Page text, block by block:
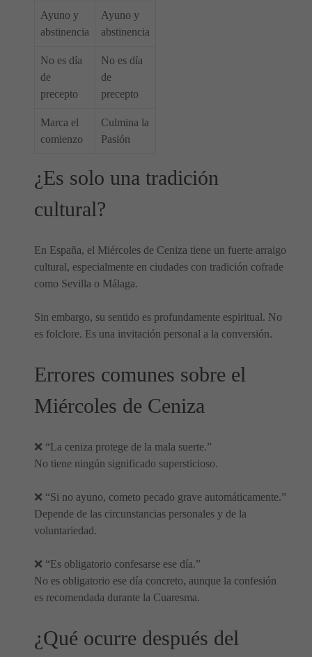
Ayuno y
abstinencia
Ayuno y
abstinencia
No es día
de
precepto
No es día
de
precepto
Marca el
comienzo
Culmina la
Pasión
¿Es solo una tradición
cultural?
En España, el Miércoles de Ceniza tiene un fuerte arraigo
cultural, especialmente en ciudades con tradición cofrade
como Sevilla o Málaga.
Sin embargo, su sentido es profundamente espiritual. No
es folclore. Es una invitación personal a la conversión.
Errores comunes sobre el
Miércoles de Ceniza
❌ “La ceniza protege de la mala suerte.”
No tiene ningún significado supersticioso.
❌ “Si no ayuno, cometo pecado grave automáticamente.”
Depende de las circunstancias personales y de la
voluntariedad.
❌ “Es obligatorio confesarse ese día.”
No es obligatorio ese día concreto, aunque la confesión
es recomendada durante la Cuaresma.
¿Qué ocurre después del